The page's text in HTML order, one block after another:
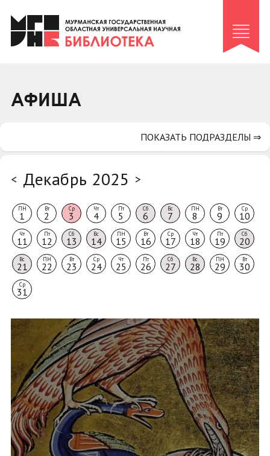
Клуб «Гиря и сельдерей»
Клуб «Семейный архив»
Коллегам
АФИША
< Декабрь 2025 >
ПН
1
Вт
2
Ср
3
Чт
4
Пт
5
Сб
6
Вс
7
ПН
8
Вт
9
Ср
10
Чт
11
Пт
12
Сб
13
Вс
14
ПН
15
Вт
16
Ср
17
Чт
18
Пт
19
Сб
20
Вс
21
ПН
22
Вт
23
Ср
24
Чт
25
Пт
26
Сб
27
Вс
28
ПН
29
Вт
30
Ср
31
ПОКАЗАТЬ ПОДРАЗДЕЛЫ ⇒